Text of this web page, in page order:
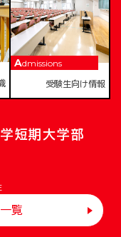
Admissions
受験生向け情報
短期大学部
覧